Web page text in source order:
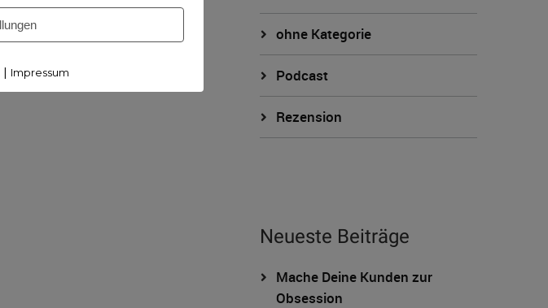
ohne Kategorie
Podcast
Rezension
Neueste Beiträge
Mache Deine Kunden zur
Obsession
| Impressum